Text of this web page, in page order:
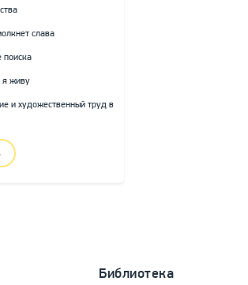
слава
поиска
я живу
и художественный труд в
Библиотека